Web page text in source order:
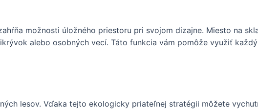
možnosti úložného priestoru pri svojom dizajne. Miesto na
alebo osobných vecí. Táto funkcia vám pomôže využiť
lesov. Vďaka tejto ekologicky priateľnej stratégii môžete